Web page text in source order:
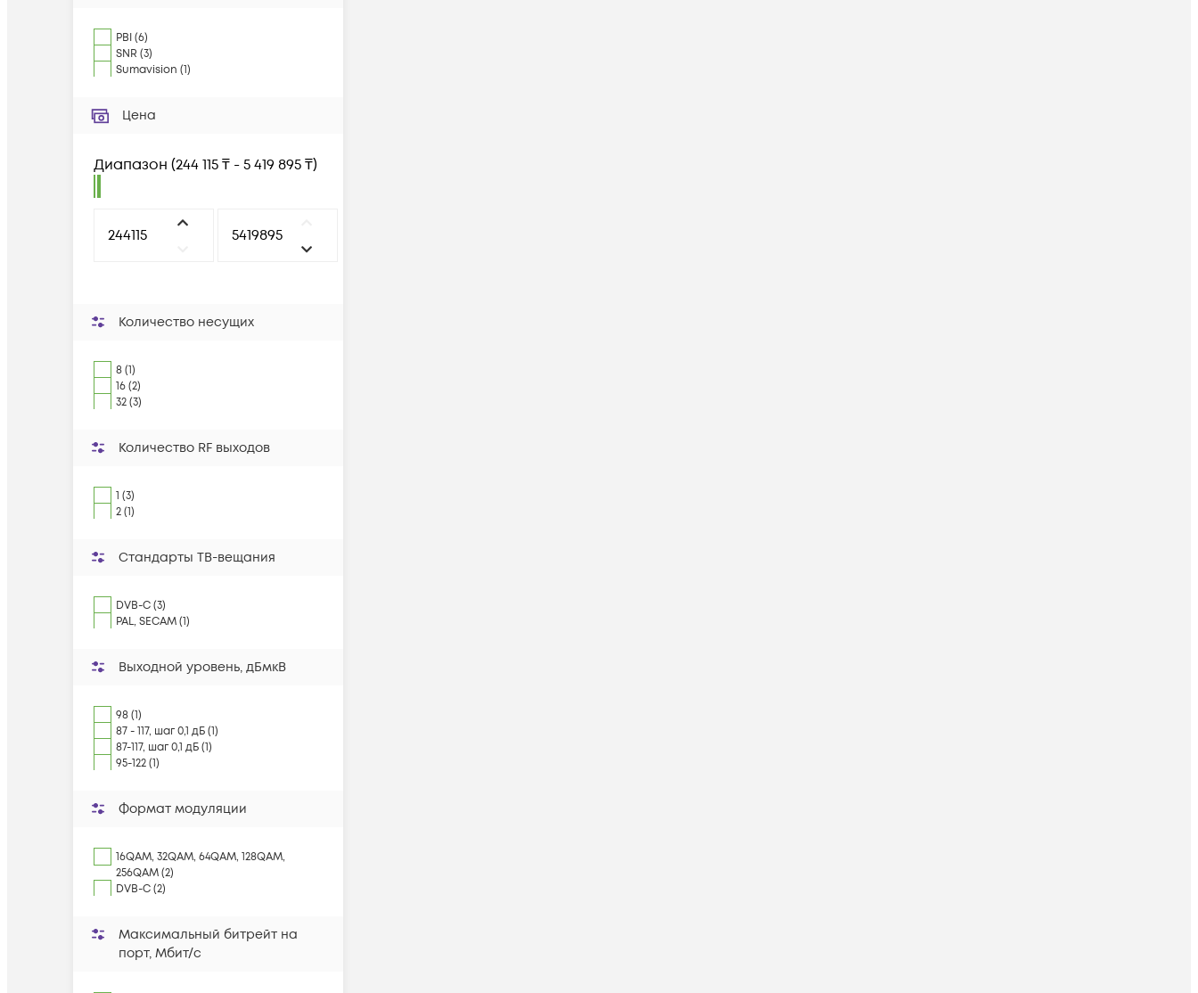
PBI(6)
SNR (3)
Sumavision (1)
Цена
Диапазон (244 115 ₸ - 5 419 895 ₸)
Количество несущих
8 (1)
16 (2)
32 (3)
Количество RF выходов
1 (3)
2 (1)
Стандарты ТВ-вещания
DVB-C (3)
PAL, SECAM (1)
Выходной уровень, дБмкВ
98 (1)
87 - 117, шаг 0,1 дБ (1)
87-117, шаг 0,1 дБ (1)
95-122 (1)
Формат модуляции
16QAM, 32QAM, 64QAM, 128QAM,
256QAM (2)
DVB-C (2)
Максимальный битрейт на
порт, Мбит/с